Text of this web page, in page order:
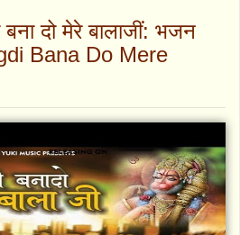
बना दो मेरे बालाजीं: भजन
Bana Do Mere